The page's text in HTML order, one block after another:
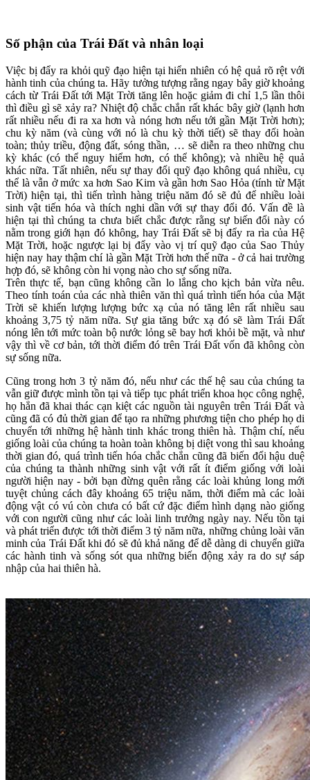
Số phận của Trái Đất và nhân loại
Việc bị đẩy ra khỏi quỹ đạo hiện tại hiển nhiên có hệ quả rõ rệt với
hành tinh của chúng ta. Hãy tưởng tượng rằng ngay bây giờ khoảng
cách từ Trái Đất tới Mặt Trời tăng lên hoặc giảm đi chỉ 1,5 lần thôi
thì điều gì sẽ xảy ra? Nhiệt độ chắc chắn rất khác bây giờ (lạnh hơn
rất nhiều nếu đi ra xa hơn và nóng hơn nếu tới gần Mặt Trời hơn);
chu kỳ năm (và cùng với nó là chu kỳ thời tiết) sẽ thay đổi hoàn
toàn; thủy triều, động đất, sóng thần, … sẽ diễn ra theo những chu
kỳ khác (có thể nguy hiểm hơn, có thể không); và nhiều hệ quả
khác nữa. Tất nhiên, nếu sự thay đổi quỹ đạo không quá nhiều, cụ
thể là vẫn ở mức xa hơn Sao Kim và gần hơn Sao Hỏa (tính từ Mặt
Trời) hiện tại, thì tiến trình hàng triệu năm đó sẽ đủ để nhiều loài
sinh vật tiến hóa và thích nghi dần với sự thay đổi đó. Vấn đề là
hiện tại thì chúng ta chưa biết chắc được rằng sự biến đổi này có
nằm trong giới hạn đó không, hay Trái Đất sẽ bị đẩy ra rìa của Hệ
Mặt Trời, hoặc ngược lại bị đẩy vào vị trí quỹ đạo của Sao Thủy
hiện nay hay thậm chí là gần Mặt Trời hơn thế nữa - ở cả hai trường
hợp đó, sẽ không còn hi vọng nào cho sự sống nữa.
Trên thực tế, bạn cũng không cần lo lắng cho kịch bản vừa nêu.
Theo tính toán của các nhà thiên văn thì quá trình tiến hóa của Mặt
Trời sẽ khiến lượng lượng bức xạ của nó tăng lên rất nhiều sau
khoảng 3,75 tỷ năm nữa. Sự gia tăng bức xạ đó sẽ làm Trái Đất
nóng lên tới mức toàn bộ nước lỏng sẽ bay hơi khỏi bề mặt, và như
vậy thì về cơ bản, tới thời điểm đó trên Trái Đất vốn đã không còn
sự sống nữa.
Cũng trong hơn 3 tỷ năm đó, nếu như các thế hệ sau của chúng ta
vẫn giữ được mình tồn tại và tiếp tục phát triển khoa học công nghệ,
họ hẳn đã khai thác cạn kiệt các nguồn tài nguyên trên Trái Đất và
cũng đã có đủ thời gian để tạo ra những phương tiện cho phép họ di
chuyển tới những hệ hành tinh khác trong thiên hà. Thậm chí, nếu
giống loài của chúng ta hoàn toàn không bị diệt vong thì sau khoảng
thời gian đó, quá trình tiến hóa chắc chắn cũng đã biến đổi hậu duệ
của chúng ta thành những sinh vật với rất ít điểm giống với loài
người hiện nay - bởi bạn đừng quên rằng các loài khủng long mới
tuyệt chủng cách đây khoảng 65 triệu năm, thời điểm mà các loài
động vật có vú còn chưa có bất cứ đặc điểm hình dạng nào giống
với con người cũng như các loài linh trưởng ngày nay. Nếu tồn tại
và phát triển được tới thời điểm 3 tỷ năm nữa, những chủng loài văn
minh của Trái Đất khi đó sẽ đủ khả năng để dễ dàng di chuyển giữa
các hành tinh và sống sót qua những biến động xảy ra do sự sáp
nhập của hai thiên hà.